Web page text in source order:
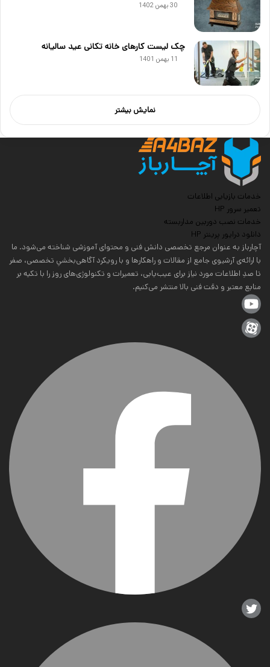
30 بهمن 1402
چک لیست کارهای خانه تکانی عید سالیانه
11 بهمن 1401
نمایش بیشتر
خدمات بازیابی اطلاعات
تعمیر سرور HP
خدمات نصب دوربین مداربسته
دانلود درایور پرینتر HP
آچارباز به عنوان مرجع تخصصی دانش فنی و محتوای آموزشی شناخته می‌شود. ما
با ارائه‌ی آرشیوی جامع از مقالات و راهکارها و با رویکرد آگاهی‌بخشیِ تخصصی، صفر
تا صدِ اطلاعات مورد نیاز برای عیب‌یابی، تعمیرات و تکنولوژی‌های روز را با تکیه بر
منابع معتبر و دقت فنی بالا منتشر می‌کنیم.